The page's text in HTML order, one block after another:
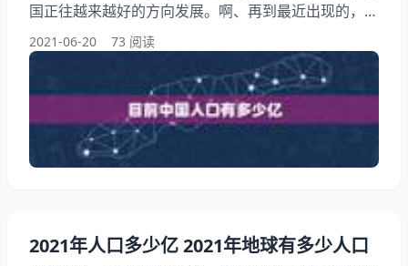
国正往越来越好的方向发展。啊、再到最近出现的，都
没有压倒中国！而是使中国越挫越勇。中国！那么，中
国经历了这么多劫难之后，目前中国人口有多少亿，中
国人口现状是些什么呢？今天就来一起走进中国的历史
吧，把中国彻彻底底给了解透彻把！ 目前中国人口有
多少亿 中国总人口：截至2019年末为140005万人 1月
17日，发布2019年国民经济运行情况
2021-06-20 73 阅读
2021年人口多少亿 2021年地球有多少人口